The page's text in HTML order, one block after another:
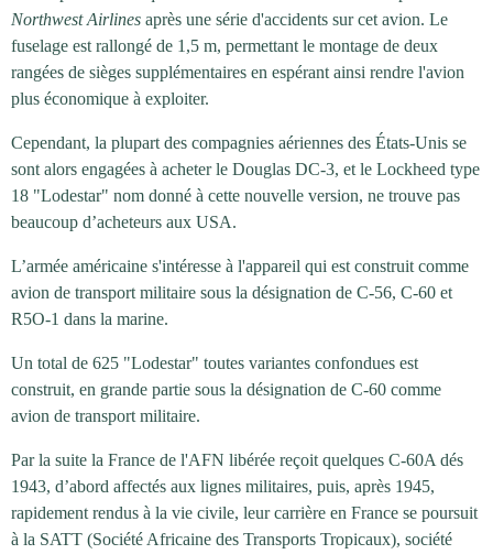
Northwest Airlines après une série d'accidents sur cet avion. Le
fuselage est rallongé de 1,5 m, permettant le montage de deux
rangées de sièges supplémentaires en espérant ainsi rendre l'avion
plus économique à exploiter.
Cependant, la plupart des compagnies aériennes des États-Unis se
sont alors engagées à acheter le Douglas DC-3, et le Lockheed type
18 "Lodestar" nom donné à cette nouvelle version, ne trouve pas
beaucoup d’acheteurs aux USA.
L’armée américaine s'intéresse à l'appareil qui est construit comme
avion de transport militaire sous la désignation de C-56, C-60 et
R5O-1 dans la marine.
Un total de 625 "Lodestar" toutes variantes confondues est
construit, en grande partie sous la désignation de C-60 comme
avion de transport militaire.
Par la suite la France de l'AFN libérée reçoit quelques C-60A dés
1943, d’abord affectés aux lignes militaires, puis, après 1945,
rapidement rendus à la vie civile, leur carrière en France se poursuit
à la SATT (Société Africaine des Transports Tropicaux), société